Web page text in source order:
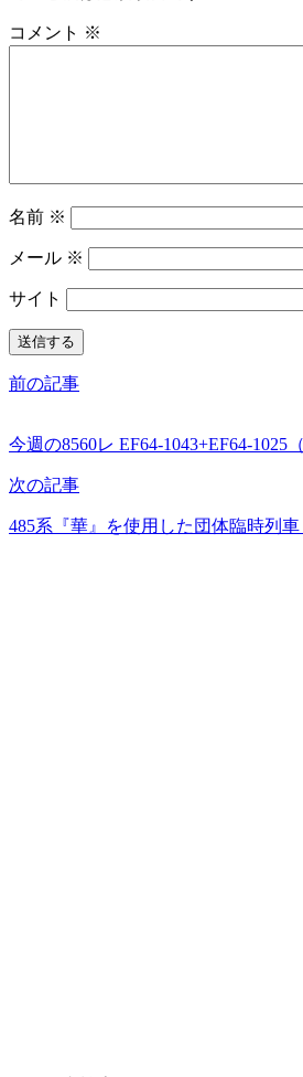
コメント ※
名前 ※
メール ※
サイト
前の記事
今週の8560レ EF64-1043+EF64-1025（
次の記事
485系『華』を使用した団体臨時列車